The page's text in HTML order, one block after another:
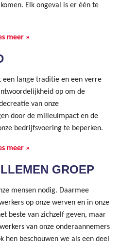
Elk ongeval is er één te
meer »
lange traditie en een verre
op om de
van onze
door de milieuimpact en de
bedrijfsvoering te beperken.
meer »
GROEP
mensen nodig. Daarmee
op onze werven en in onze
beste van zichzelf geven, maar
van onze onderaannemers
hen beschouwen we als een deel